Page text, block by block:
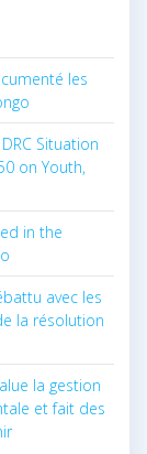
les
Situation
on Youth,
in the
avec les
la résolution
la gestion
et fait des